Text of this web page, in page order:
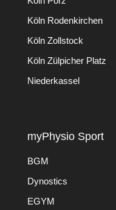
Köln Rodenkirchen
Köln Zollstock
Köln Zülpicher Platz
Niederkassel
myPhysio Sport
BGM
Dynostics
EGYM